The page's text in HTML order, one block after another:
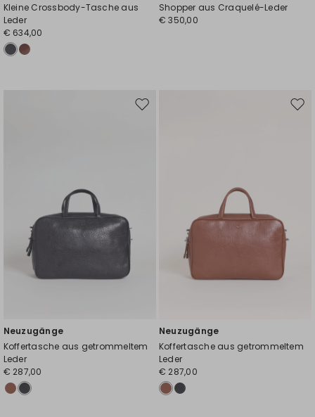
Kleine Crossbody-Tasche aus
Leder
€ 634,00
Shopper aus Craquelé-Leder
€ 350,00
Auf
Neuzugänge
Koffertasche aus getrommeltem
Leder
€ 287,00
Auf
Neuzugänge
Koffertasche aus getrommeltem
Leder
€ 287,00